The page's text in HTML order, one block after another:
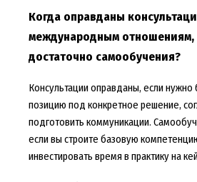
Когда оправданы
международным отношениям,
достаточно самообучения?
Консультации оправданы, если нужно
позицию под конкретное решение,
подготовить коммуникации.
если вы строите базовую
инвестировать время в практику на